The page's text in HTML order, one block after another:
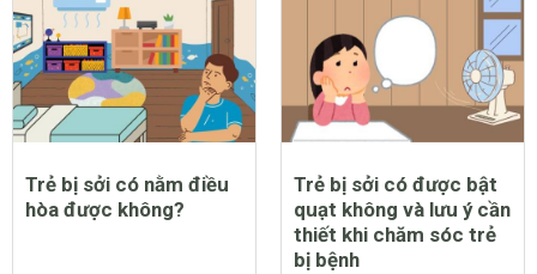
Trẻ bị sởi có nằm điều
hòa được không?
Trẻ bị sởi có được bật
quạt không và lưu ý cần
thiết khi chăm sóc trẻ
bị bệnh